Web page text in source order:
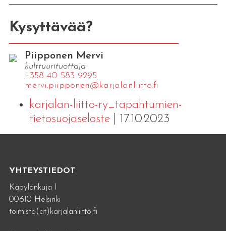
Kysyttävää?
Piipponen Mervi
kulttuurituottaja
+358 40 583 9295
mervi.​piipponen@​kar​jala​nlii​tto.​fi
karjalan-liitto-ry_tapahtumien-
tietosuojaseloste| 17.10.2023
YHTEYSTIEDOT
Käpylänkuja 1
00610 Helsinki
toimisto(at)karjalanliitto.fi